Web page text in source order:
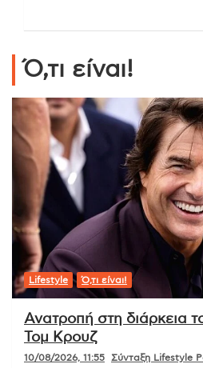
Ό,τι είναι!
Lifestyle Ό,τι είναι!
Ανατροπή στη διάρκεια
Τομ Κρουζ
10/08/2026, 11:55 Σύνταξη Lifestyle